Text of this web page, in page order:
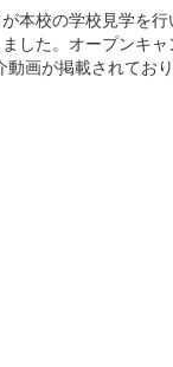
本校の学校見学を行
した。オープンキャ
画が掲載されてお